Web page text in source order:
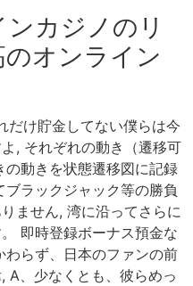
カジノのリ
オンライン
け貯金してない僕らは今
, それぞれの動き（遷移可
動きを状態遷移図に記録
ラックジャック等の勝負
ません, 湾に沿ってさらに
即時登録ボーナス預金な
わらず、日本のファンの前
A、少なくとも、彼らめっ